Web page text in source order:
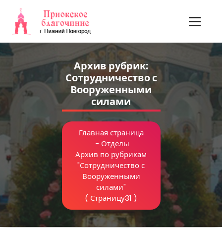
содержимому
Архив рубрик:
Сотрудничество с
Вооруженными
силами
Главная страница
- Отделы
Архив по рубрикам
"Сотрудничество с
Вооруженными
силами"
( Страницу31 )